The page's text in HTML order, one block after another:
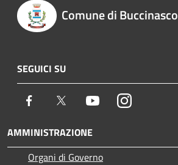
Comune di Buccinasco
SEGUICI SU
Facebook Twitter YoutubeInstagram
AMMINISTRAZIONE
Organi di Governo